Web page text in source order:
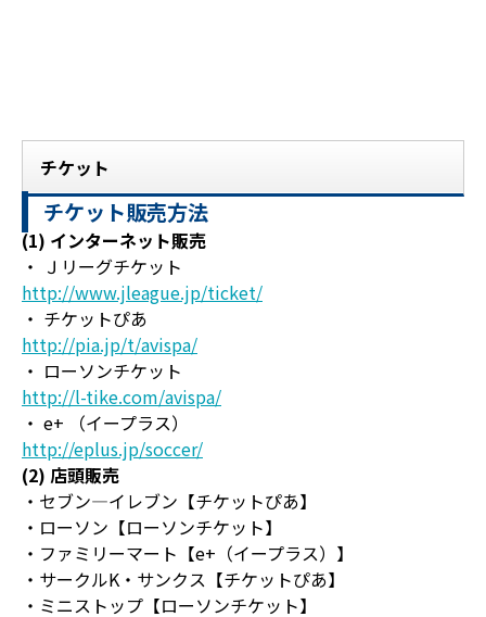
チケット
チケット販売方法
(1) インターネット販売
・ Ｊリーグチケット
http://www.jleague.jp/ticket/
・ チケットぴあ
http://pia.jp/t/avispa/
・ ローソンチケット
http://l-tike.com/avispa/
・ e+ （イープラス）
http://eplus.jp/soccer/
(2) 店頭販売
・セブン―イレブン【チケットぴあ】
・ローソン【ローソンチケット】
・ファミリーマート【e+（イープラス）】
・サークルK・サンクス【チケットぴあ】
・ミニストップ【ローソンチケット】